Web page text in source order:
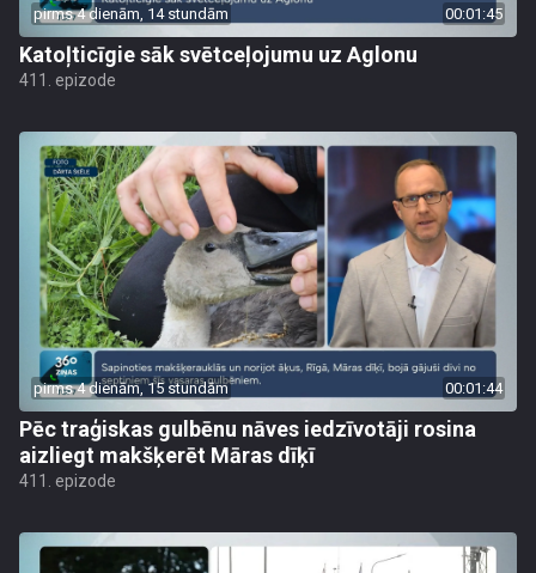
pirms 4 dienām, 14 stundām 00:01:45
Katoļticīgie sāk svētceļojumu uz Aglonu
411. epizode
pirms 4 dienām, 15 stundām 00:01:44
Pēc traģiskas gulbēnu nāves iedzīvotāji rosina
aizliegt makšķerēt Māras dīķī
411. epizode